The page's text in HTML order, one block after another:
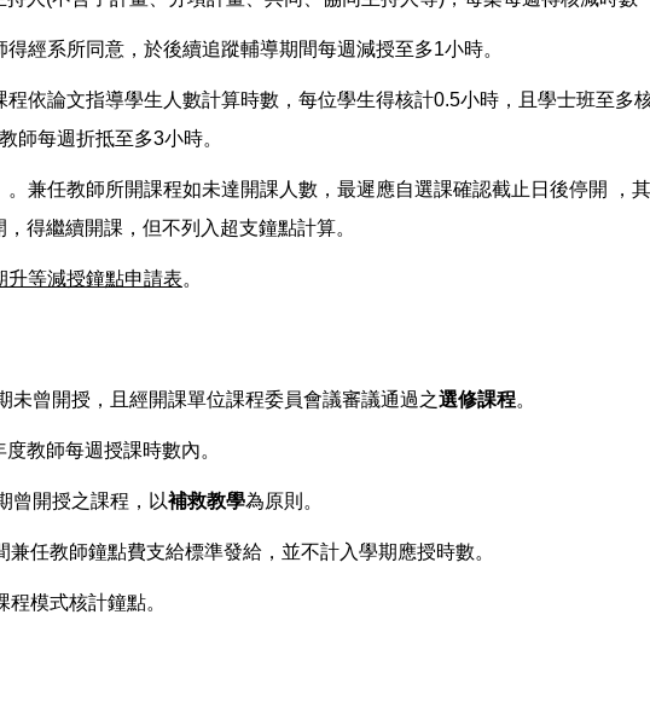
經系所同意，於後續追蹤輔導期間每週減授至多1小時。
依論文指導學生人數計算時數，每位學生得核計0.5小時，且學士班至多
師每週折抵至多3小時。
。兼任教師所開課程如未達開課人數，最遲應自選課確認截止日後停開 ，
得繼續開課，但不列入超支鐘點計算。
升等減授鐘點申請表。
未曾開授，且經開課單位課程委員會議審議通過之選修課程。
教師每週授課時數內。
曾開授之課程，以補救教學為原則。
任教師鐘點費支給標準發給，並不計入學期應授時數。
模式核計鐘點。